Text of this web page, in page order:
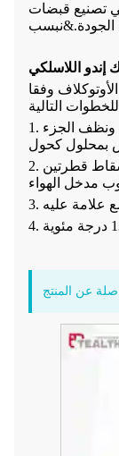
تصنيع قبضات
وفقا
1. قم بإزالة السن وفرشاة المقبض النظيف، ونظف الجزء
2. قم بتشحيم القبضة، وفي كل مرة قم بإسقاط قطرتين
عن المنتج